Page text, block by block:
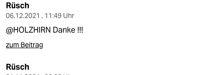
Rüsch
06.12.2021 , 11:49 Uhr
@HOLZHIRN Danke !!!
zum Beitrag
Rüsch